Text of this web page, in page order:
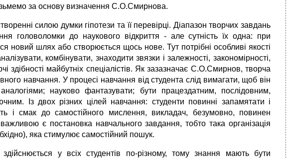
за основу визначення С.О.Смирнова.
силою думки гіпотези та її перевірці. Діапазон творчих завдань
головоломки до наукового відкриття - але сутність їх одна: при
новий шлях або створюється щось нове. Тут потрібні особливі якості
комбінувати, знаходити звязки і залежності, закономірності,
здібності майбутніх спеціалістів. Як зазазначає С.О.Смирнов, творча
навчання. У процесі навчання від студента слід вимагати, щоб він
науково фантазувати; бути працездатним, послідовним,
Із двох різних цілей навчання: студенти повинні запамятати і
і смак до самостійного мислення, викладач, безумовно, повинен
є постановка навчального завдання, тобто така організація
яка стимулює самостійний пошук.
у всіх студентів по-різному, тому знання мають бути